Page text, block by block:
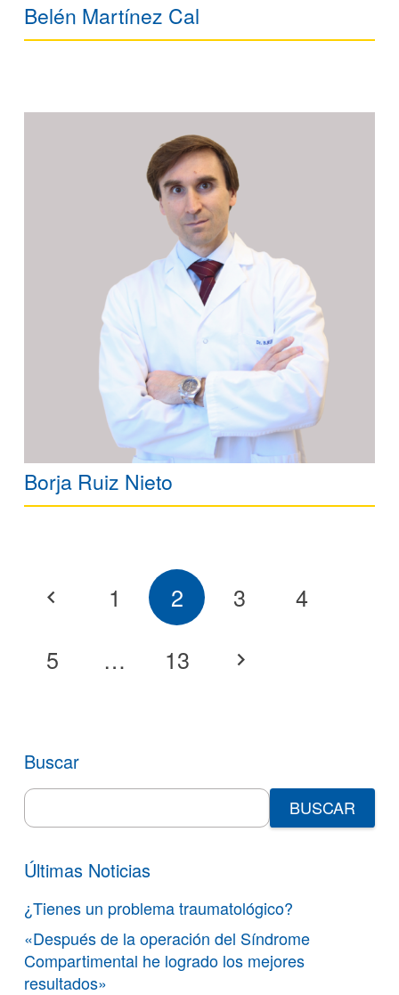
Belén Martínez Cal
Borja Ruiz Nieto
1 2 3
4
5
… 13
Buscar
Search
for:
Últimas Noticias
¿Tienes un problema traumatológico?
«Después de la operación del Síndrome
Compartimental he logrado los mejores
resultados»